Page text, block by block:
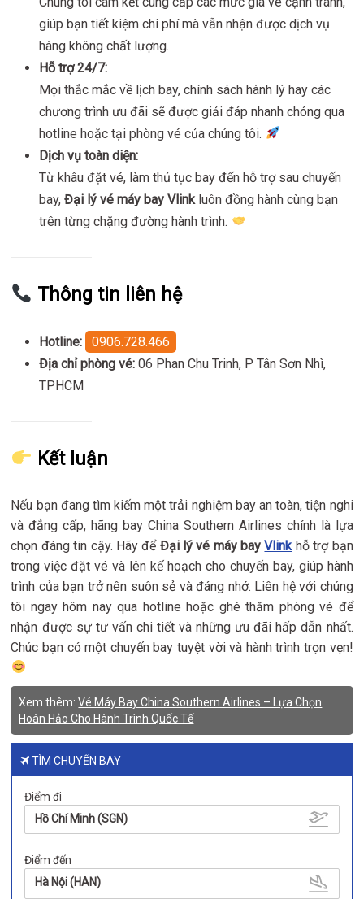
giúp bạn tiết kiệm chi phí mà vẫn nhận được dịch vụ
hàng không chất lượng.
Hỗ trợ 24/7:
Mọi thắc mắc về lịch bay, chính sách hành lý hay các
chương trình ưu đãi sẽ được giải đáp nhanh chóng qua
hotline hoặc tại phòng vé của chúng tôi.
Dịch vụ toàn diện:
Từ khâu đặt vé, làm thủ tục bay đến hỗ trợ sau chuyến
bay,Đại lý vé máy bay Vlink luôn đồng hành cùng bạn
trên từng chặng đường hành trình.
Thông tin liên hệ
Hotline:
0906.728.466
Địa chỉ phòng vé: 06 Phan Chu Trinh, P Tân Sơn Nhì,
TPHCM
Kết luận
Nếu bạn đang tìm kiếm một trải nghiệm bay an toàn, tiện nghi
và đẳng cấp, hãng bay China Southern Airlines chính là lựa
chọn đáng tin cậy. Hãy để Đại lý vé máy bayVlink hỗ trợ bạn
trong việc đặt vé và lên kế hoạch cho chuyến bay, giúp hành
trình của bạn trở nên suôn sẻ và đáng nhớ. Liên hệ với chúng
tôi ngay hôm nay qua hotline hoặc ghé thăm phòng vé để
nhận được sự tư vấn chi tiết và những ưu đãi hấp dẫn nhất.
Chúc bạn có một chuyến bay tuyệt vời và hành trình trọn vẹn!
Xem thêm:Vé Máy Bay China Southern Airlines – Lựa Chọn
Hoàn Hảo Cho Hành Trình Quốc Tế
TÌM CHUYẾN BAY
Điểm đi
Hồ Chí Minh (SGN)
Điểm đến
Hà Nội (HAN)